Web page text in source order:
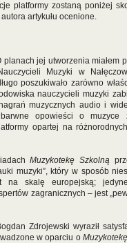
platformy zostaną poniżej
artykułu ocenione.
planach jej utworzenia miałem
Muzyki w
poszukiwało zarówno
nauczycieli muzyki
muzycznych audio i
opowieści o muzyce
opartej na
Muzykotekę Szkolną
muzyki”, który w sposób
na skalę europejską;
zagranicznych – jest
Zdrojewski wyraził
w oparciu o